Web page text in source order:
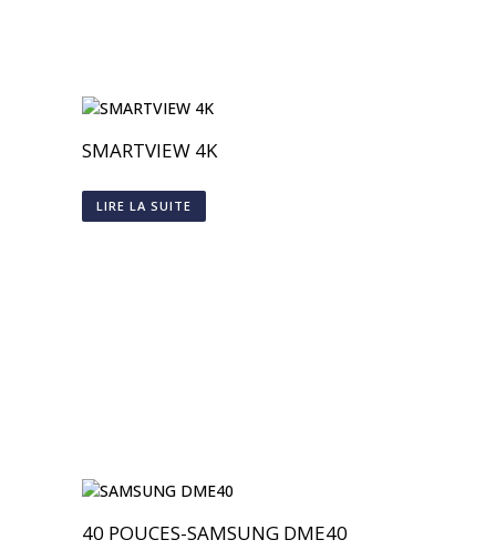
SMARTVIEW 4K
LIRE LA SUITE
40 POUCES-SAMSUNG DME40